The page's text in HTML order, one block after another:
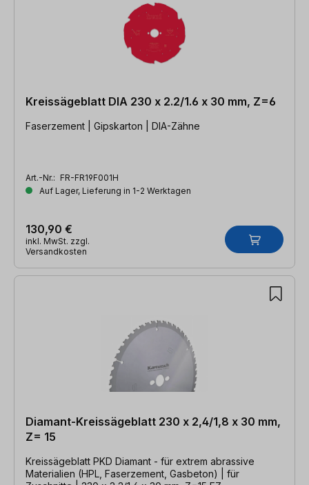
Kreissägeblatt DIA 230 x 2.2/1.6 x 30 mm, Z=6
Faserzement | Gipskarton | DIA-Zähne
Art.-Nr.: FR-FR19F001H
Auf Lager, Lieferung in 1-2 Werktagen
130,90 €
inkl. MwSt. zzgl.
Versandkosten
Diamant-Kreissägeblatt 230 x 2,4/1,8 x 30 mm,
Z= 15
Kreissägeblatt PKD Diamant - für extrem abrassive
Materialien (HPL, Faserzement, Gasbeton) | für